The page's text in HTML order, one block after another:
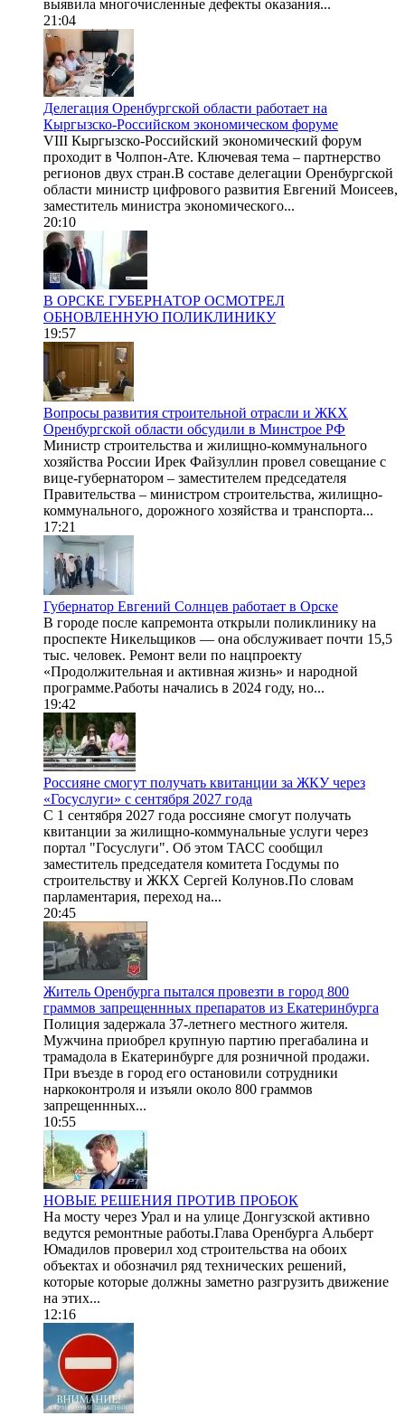
выявила многочисленные дефекты оказания...
21:04
Делегация Оренбургской области работает на
Кыргызско-Российском экономическом форуме
VIII Кыргызско-Российский экономический форум
проходит в Чолпон-Ате. Ключевая тема – партнерство
регионов двух стран.В составе делегации Оренбургской
области министр цифрового развития Евгений Моисеев,
заместитель министра экономического...
20:10
В ОРСКЕ ГУБЕРНАТОР ОСМОТРЕЛ
ОБНОВЛЕННУЮ ПОЛИКЛИНИКУ
19:57
Вопросы развития строительной отрасли и ЖКХ
Оренбургской области обсудили в Минстрое РФ
Министр строительства и жилищно-коммунального
хозяйства России Ирек Файзуллин провел совещание с
вице-губернатором – заместителем председателя
Правительства – министром строительства, жилищно-
коммунального, дорожного хозяйства и транспорта...
17:21
Губернатор Евгений Солнцев работает в Орске
В городе после капремонта открыли поликлинику на
проспекте Никельщиков — она обслуживает почти 15,5
тыс. человек. Ремонт вели по нацпроекту
«Продолжительная и активная жизнь» и народной
программе.Работы начались в 2024 году, но...
19:42
Россияне смогут получать квитанции за ЖКУ через
«Госуслуги» с сентября 2027 года
С 1 сентября 2027 года россияне смогут получать
квитанции за жилищно-коммунальные услуги через
портал "Госуслуги". Об этом ТАСС сообщил
заместитель председателя комитета Госдумы по
строительству и ЖКХ Сергей Колунов.По словам
парламентария, переход на...
20:45
Житель Оренбурга пытался провезти в город 800
граммов запрещеннных препаратов из Екатеринбурга
Полиция задержала 37-летнего местного жителя.
Мужчина приобрел крупную партию прегабалина и
трамадола в Екатеринбурге для розничной продажи.
При въезде в город его остановили сотрудники
наркоконтроля и изъяли около 800 граммов
запрещеннных...
10:55
НОВЫЕ РЕШЕНИЯ ПРОТИВ ПРОБОК
На мосту через Урал и на улице Донгузской активно
ведутся ремонтные работы.Глава Оренбурга Альберт
Юмадилов проверил ход строительства на обоих
объектах и обозначил ряд технических решений,
которые которые должны заметно разгрузить движение
на этих...
12:16